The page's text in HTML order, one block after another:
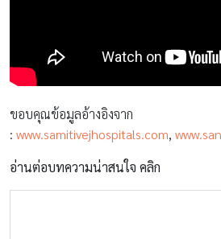
ขอบคุณข้อมูลอ้างอิงจาก
: www.samitivejhospitals.com,
อ่านต่อบทความน่าสนใจ คลิก